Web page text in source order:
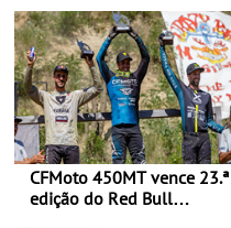
CFMoto 450MT vence 23.ª
edição do Red Bull